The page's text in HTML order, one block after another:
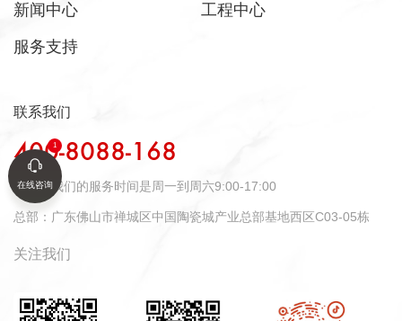
新闻中心 工程中心
服务支持
联系我们
400-8088-168
时间：我们的服务时间是周一到周六9:00-17:00
总部： 广东佛山市禅城区中国陶瓷城产业总部基地西区C03-05栋
关注我们
在线咨询